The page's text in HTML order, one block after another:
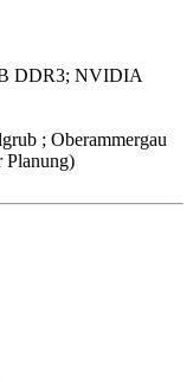
DDR3; NVIDIA
; Oberammergau
Planung)